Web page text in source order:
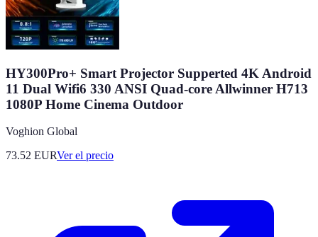
HY300Pro+ Smart Projector Supperted 4K Android
11 Dual Wifi6 330 ANSI Quad-core Allwinner H713
1080P Home Cinema Outdoor
Voghion Global
73.52 EURVer el precio